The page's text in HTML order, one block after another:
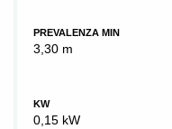
PREVALENZA MIN
3,30 m
KW
0,15 kW